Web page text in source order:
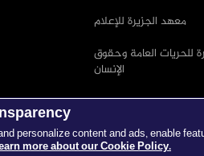
معهد الجزيرة للإعلام
للحريات العامة وحقوق
الإنسان
personalize content and ads, enable
more about our Cookie Policy.